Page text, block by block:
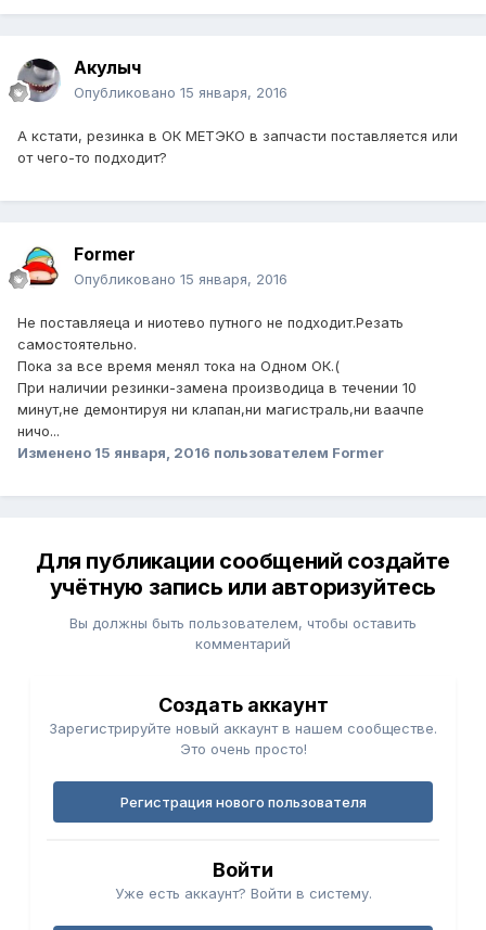
Акулыч
Опубликовано 15 января, 2016
А кстати, резинка в ОК МЕТЭКО в запчасти поставляется или
от чего-то подходит?
Former
Опубликовано 15 января, 2016
Не поставляеца и ниотево путного не подходит.Резать
самостоятельно.
Пока за все время менял тока на Одном ОК.(
При наличии резинки-замена производица в течении 10
минут,не демонтируя ни клапан,ни магистраль,ни ваачпе
ничо...
Изменено 15 января, 2016 пользователем Former
Для публикации сообщений создайте
учётную запись или авторизуйтесь
Вы должны быть пользователем, чтобы оставить
комментарий
Создать аккаунт
Зарегистрируйте новый аккаунт в нашем сообществе.
Это очень просто!
Регистрация нового пользователя
Войти
Уже есть аккаунт? Войти в систему.